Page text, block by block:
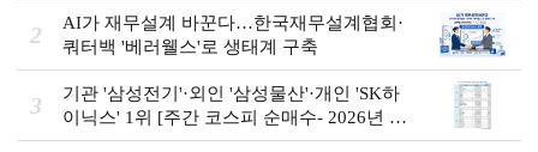
2
AI가 재무설계 바꾼다…한국재무설계협회·
쿼터백 '베러웰스'로 생태계 구축
3
기관 '삼성전기'·외인 '삼성물산'·개인 'SK하
이닉스' 1위 [주간 코스피 순매수- 2026년 8
월3일~8월7일]